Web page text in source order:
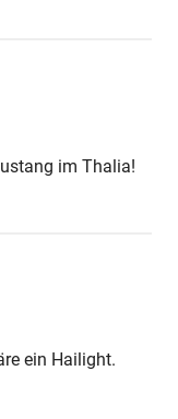
im Thalia!
ein Hailight.